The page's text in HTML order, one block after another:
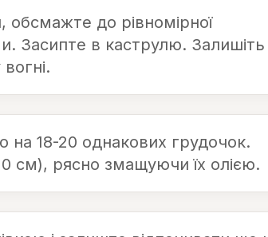
до рівномірної
Засипте в каструлю. Залишіть
на 18-20 однакових грудочок.
см), рясно змащуючи їх олією.